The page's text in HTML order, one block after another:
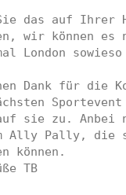
das auf Ihrer
wir können es
London
Dank für die
sie zu. Anbei
Ally Pally, die
können.